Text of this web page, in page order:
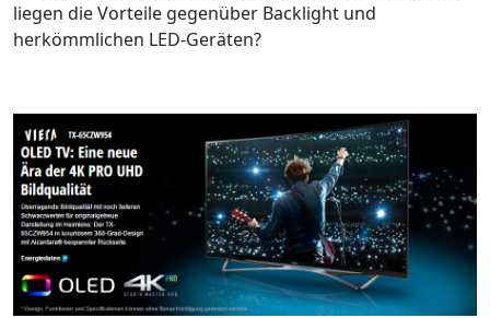
liegen die Vorteile gegenüber Backlight und
herkömmlichen LED-Geräten?